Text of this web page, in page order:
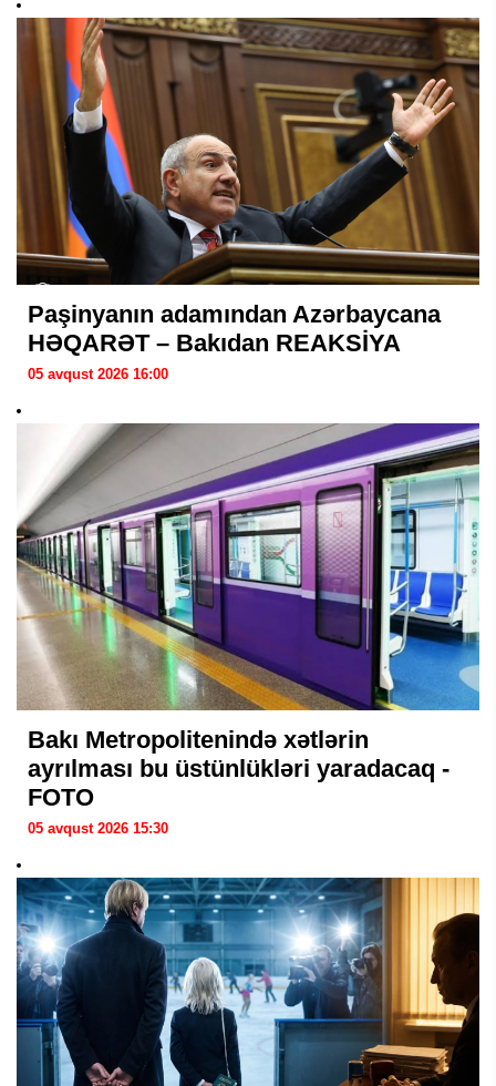
Paşinyanın adamından Azərbaycana
HƏQARƏT – Bakıdan REAKSİYA
05 avqust 2026 16:00
Bakı Metropolitenində xətlərin
ayrılması bu üstünlükləri yaradacaq -
FOTO
05 avqust 2026 15:30